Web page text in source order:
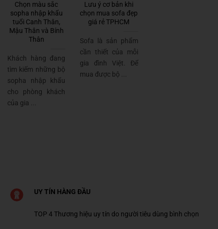
Chọn màu sắc
sopha nhập khẩu
tuổi Canh Thân,
Mậu Thân và Bính
Thân
Khách hàng đang
tìm kiếm những bộ
sopha nhập khẩu
cho phòng khách
của gia ...
Lưu ý cơ bản khi
chọn mua sofa đẹp
giá rẻ TPHCM
Sofa là sản phẩm
cần thiết của mỗi
gia đình Việt. Để
mua được bộ ...
UY TÍN HÀNG ĐẦU
TOP 4 Thương hiệu uy tín do người tiêu dùng bình chọn